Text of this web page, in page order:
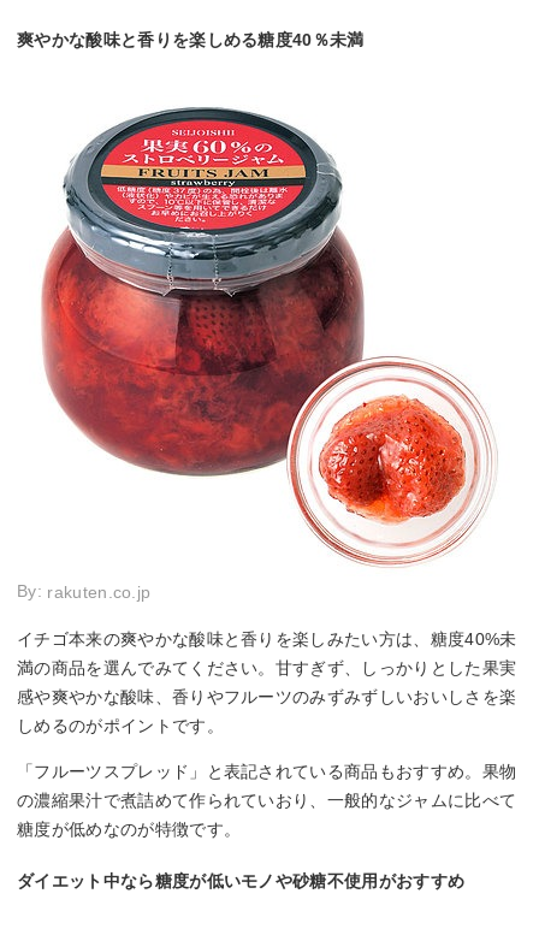
爽やかな酸味と香りを楽しめる糖度40％未満
By: rakuten.co.jp
イチゴ本来の爽やかな酸味と香りを楽しみたい方は、糖度40%未
満の商品を選んでみてください。甘すぎず、しっかりとした果実
感や爽やかな酸味、香りやフルーツのみずみずしいおいしさを楽
しめるのがポイントです。
「フルーツスプレッド」と表記されている商品もおすすめ。果物
の濃縮果汁で煮詰めて作られていおり、一般的なジャムに比べて
糖度が低めなのが特徴です。
ダイエット中なら糖度が低いモノや砂糖不使用がおすすめ